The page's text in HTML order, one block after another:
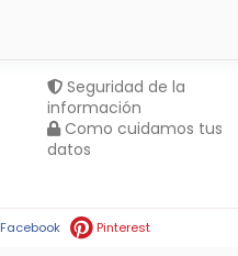
Seguridad de la
información
Como cuidamos tus
datos
Facebook Pinterest